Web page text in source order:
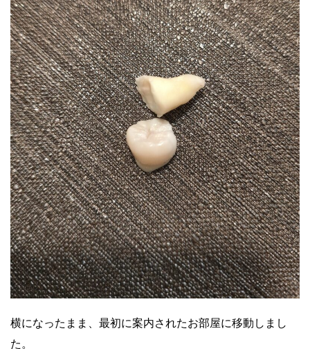
横になったまま、最初に案内されたお部屋に移動しまし
た。